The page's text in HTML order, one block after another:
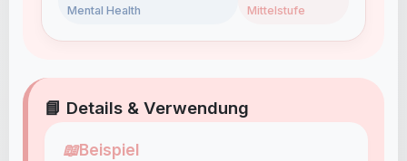
Mental Health
Mittelstufe
📘 Details & Verwendung
📖Beispiel